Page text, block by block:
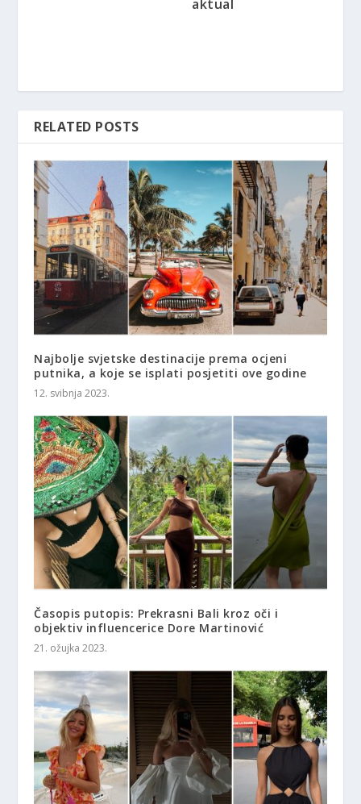
aktual
RELATED POSTS
Najbolje svjetske destinacije prema ocjeni
putnika, a koje se isplati posjetiti ove godine
12. svibnja 2023.
Časopis putopis: Prekrasni Bali kroz oči i
objektiv influencerice Dore Martinović
21. ožujka 2023.